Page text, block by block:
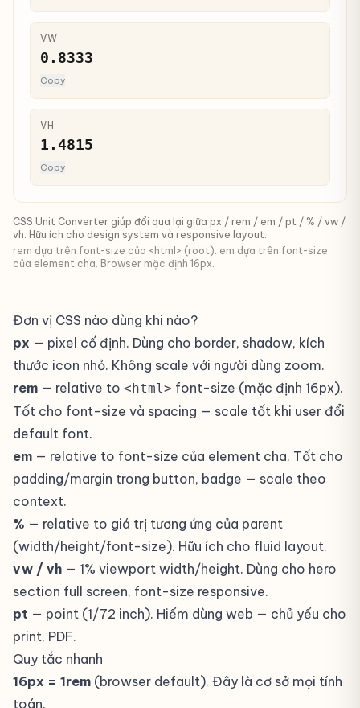
VW
0.8333
Copy
VH
1.4815
Copy
CSS Unit Converter giúp đổi qua lại giữa px / rem / em / pt / % / vw /
vh. Hữu ích cho design system và responsive layout.
rem dựa trên font-size của <html> (root). em dựa trên font-size
của element cha. Browser mặc định 16px.
Đơn vị CSS nào dùng khi nào?
px — pixel cố định. Dùng cho border, shadow, kích
thước icon nhỏ. Không scale với người dùng zoom.
rem — relative to <html> font-size (mặc định 16px).
Tốt cho font-size và spacing — scale tốt khi user đổi
default font.
em — relative to font-size của element cha. Tốt cho
padding/margin trong button, badge — scale theo
context.
% — relative to giá trị tương ứng của parent
(width/height/font-size). Hữu ích cho fluid layout.
vw / vh — 1% viewport width/height. Dùng cho hero
section full screen, font-size responsive.
pt — point (1/72 inch). Hiếm dùng web — chủ yếu cho
print, PDF.
Quy tắc nhanh
16px = 1rem (browser default). Đây là cơ sở mọi tính
toán.